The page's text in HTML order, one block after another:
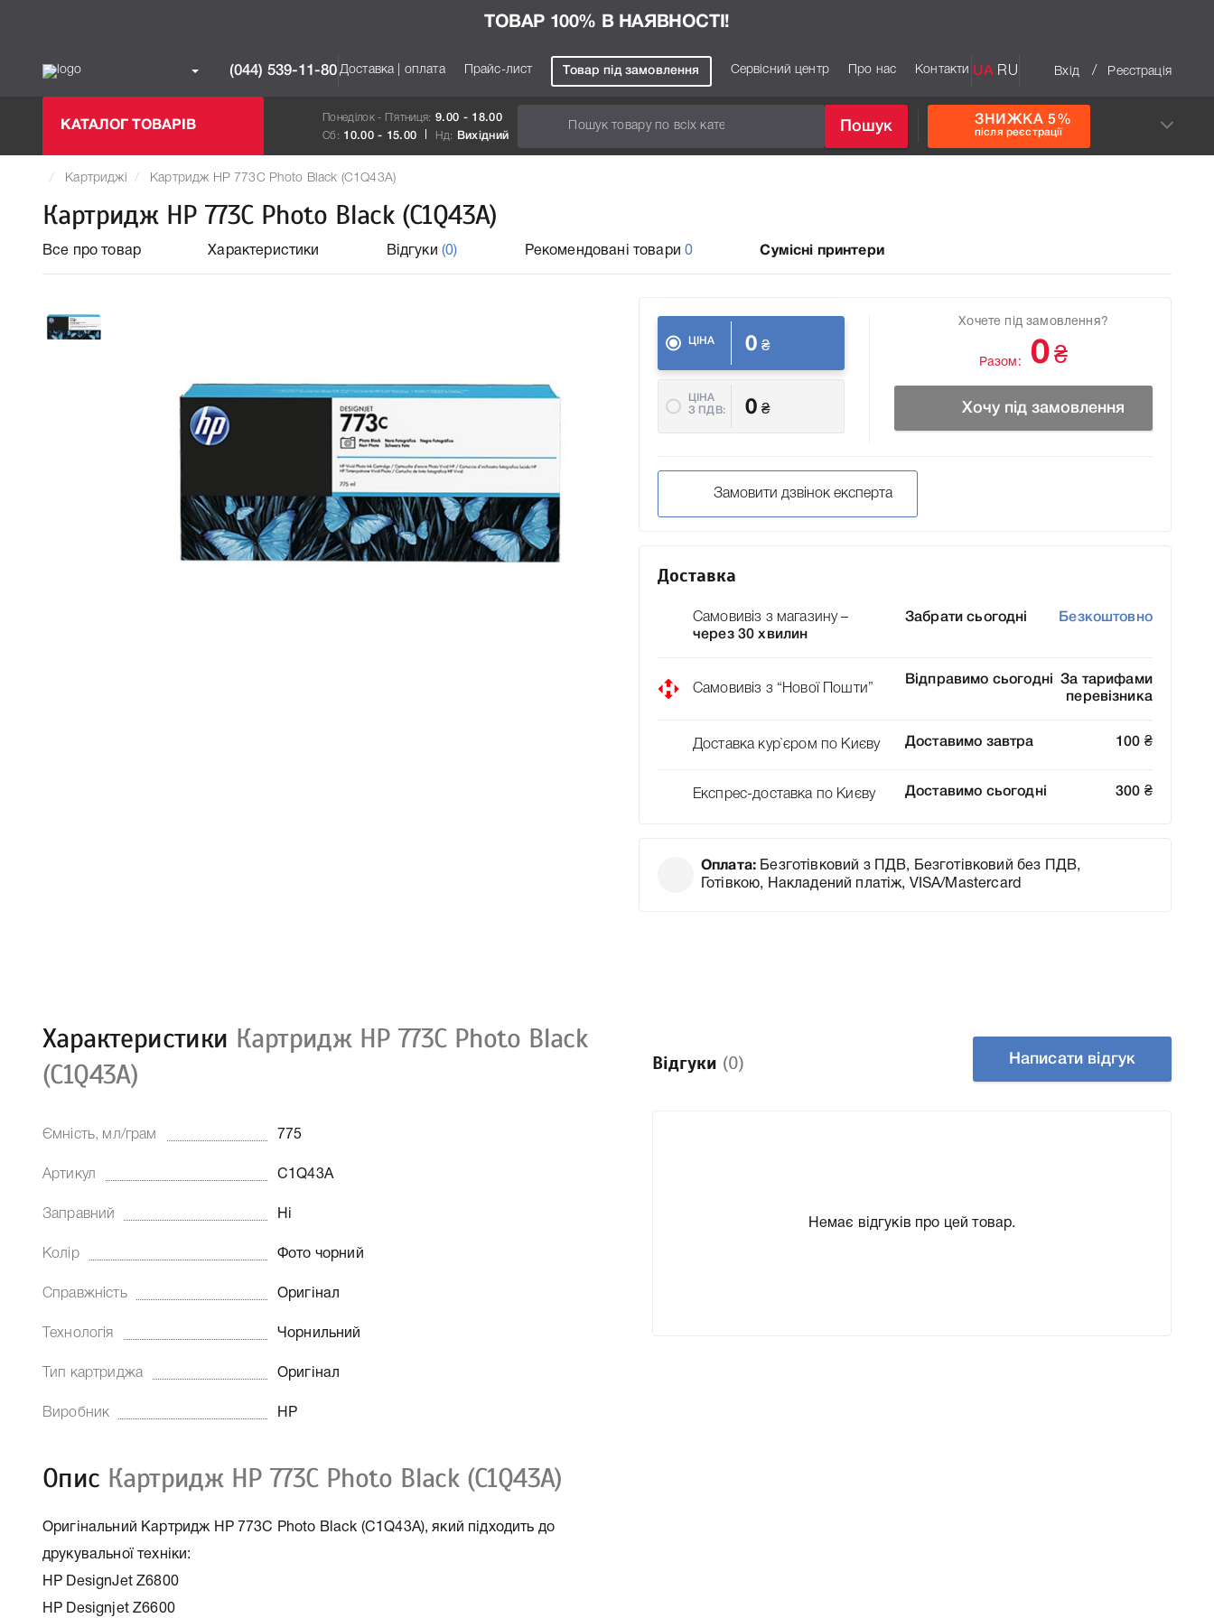
ТОВАР 100% В НАЯВНОСТІ!
(044) 539-11-80 Доставка | оплата Прайс-лист Товар під замовлення Сервісний центр Про нас Контакти UA RU Вхід / Реєстрація
КАТАЛОГ ТОВАРІВ
Понеділок - П`ятниця: 9.00 - 18.00
Сб: 10.00 - 15.00 Нд: Вихідний
Пошук ЗНИЖКА 5%
після реєстрації
Картриджі Картридж HP 773C Photo Black (C1Q43A)
Картридж HP 773C Photo Black (C1Q43A)
Все про товар Характеристики Відгуки (0) Рекомендовані товари 0 Сумісні принтери
ЦІНА 0 ₴
ЦІНА
З ПДВ:
0 ₴
Хочете під замовлення?
Разом: 0 ₴
Хочу під замовлення
Замовити дзвінок експерта
Доставка
Самовивіз з магазину –
через 30 хвилин
Забрати сьогодні Безкоштовно
Самовивіз з “Нової Пошти”
Відправимо сьогодні
За тарифами
перевізника
Доставка кур`єром по Києву Доставимо завтра 100 ₴
Експрес-доставка по Києву Доставимо сьогодні 300 ₴
Оплата: Безготівковий з ПДВ, Безготівковий без ПДВ,
Готівкою, Накладений платіж, VISA/Mastercard
Характеристики Картридж HP 773C Photo Black
(C1Q43A)
Ємність, мл/грам 775
Артикул C1Q43A
Заправний Ні
Колір Фото чорний
Справжність Оригінал
Технологія Чорнильний
Тип картриджа Оригінал
Виробник HP
Опис Картридж HP 773C Photo Black (C1Q43A)
Оригінальний Картридж HP 773C Photo Black (C1Q43A), який підходить до
друкувальної техніки:
HP DesignJet Z6800
HP Designjet Z6600
Відгуки (0) Написати відгук
Немає відгуків про цей товар.